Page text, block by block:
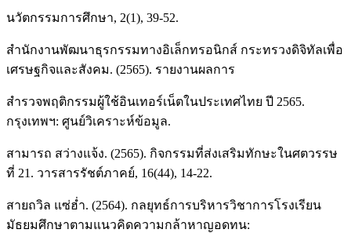
นวัตกรรมการศึกษา, 2(1), 39-52.
สํานักงานพัฒนาธุรกรรมทางอิเล็กทรอนิกส์ กระทรวงดิจิทัลเพื่อ
เศรษฐกิจและสังคม. (2565). รายงานผลการ
สำรวจพฤติกรรมผู้ใช้อินเทอร์เน็ตในประเทศไทย ปี 2565.
กรุงเทพฯ: ศูนย์วิเคราะห์ข้อมูล.
สามารถ สว่างแจ้ง. (2565). กิจกรรมที่ส่งเสริมทักษะในศตวรรษ
ที่ 21. วารสารรัชต์ภาคย์, 16(44), 14-22.
สายถวิล แซ่ฮ่ำ. (2564). กลยุทธ์การบริหารวิชาการโรงเรียน
มัธยมศึกษาตามแนวคิดความกล้าหาญอดทน: